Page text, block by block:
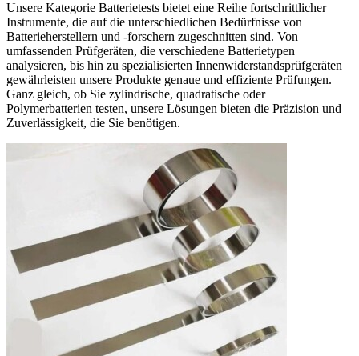
Unsere Kategorie Batterietests bietet eine Reihe fortschrittlicher
Instrumente, die auf die unterschiedlichen Bedürfnisse von
Batterieherstellern und -forschern zugeschnitten sind. Von
umfassenden Prüfgeräten, die verschiedene Batterietypen
analysieren, bis hin zu spezialisierten Innenwiderstandsprüfgeräten
gewährleisten unsere Produkte genaue und effiziente Prüfungen.
Ganz gleich, ob Sie zylindrische, quadratische oder
Polymerbatterien testen, unsere Lösungen bieten die Präzision und
Zuverlässigkeit, die Sie benötigen.